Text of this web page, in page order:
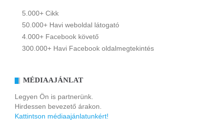
5.000+ Cikk
50.000+ Havi weboldal látogató
4.000+ Facebook követő
300.000+ Havi Facebook oldalmegtekintés
MÉDIAAJÁNLAT
Legyen Ön is partnerünk.
Hirdessen bevezető árakon.
Kattintson médiaajánlatunkért!